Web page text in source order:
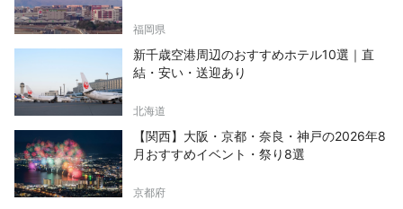
福岡県
新千歳空港周辺のおすすめホテル10選｜直
結・安い・送迎あり
北海道
【関西】大阪・京都・奈良・神戸の2026年8
月おすすめイベント・祭り8選
京都府